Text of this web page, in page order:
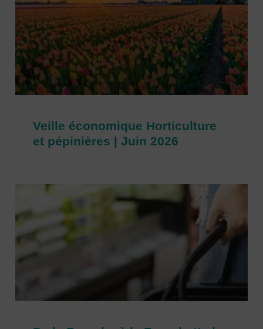
Veille économique Horticulture
et pépinières | Juin 2026